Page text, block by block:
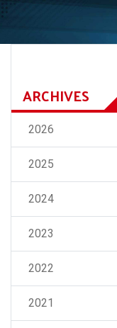
ARCHIVES
2026
2025
2024
2023
2022
2021